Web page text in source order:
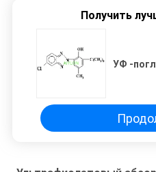
Получить
УФ -